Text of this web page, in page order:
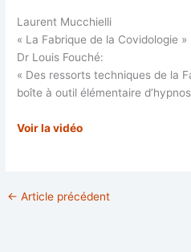
Laurent Mucchielli
« La Fabrique de la Covidologie »
Dr Louis Fouché:
« Des ressorts techniques de la
boîte à outil élémentaire
Voir la vidéo
← Article précédent